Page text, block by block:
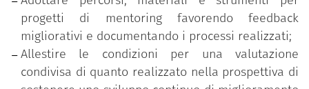
e mentee per una corretta interpretazione
delle dinamiche relazionali e dei processi di
accompagnamento e supporto, dall’altro lato si
valida l’impiego degli strumenti del mentoring
(accordo etico, peer-observation, relazione fra
progetti di mentoring favorendo feedback
migliorativi e documentando i processi realizzati;
Allestire le condizioni per una valutazione
condivisa di quanto realizzato nella prospettiva di